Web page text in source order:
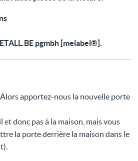
pgmbh [melabel®].
apportez-nous la nouvelle porte
et donc pas à la maison, mais vous
la porte derrière la maison dans le